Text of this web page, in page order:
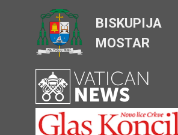
BISKUPIJA
MOSTAR